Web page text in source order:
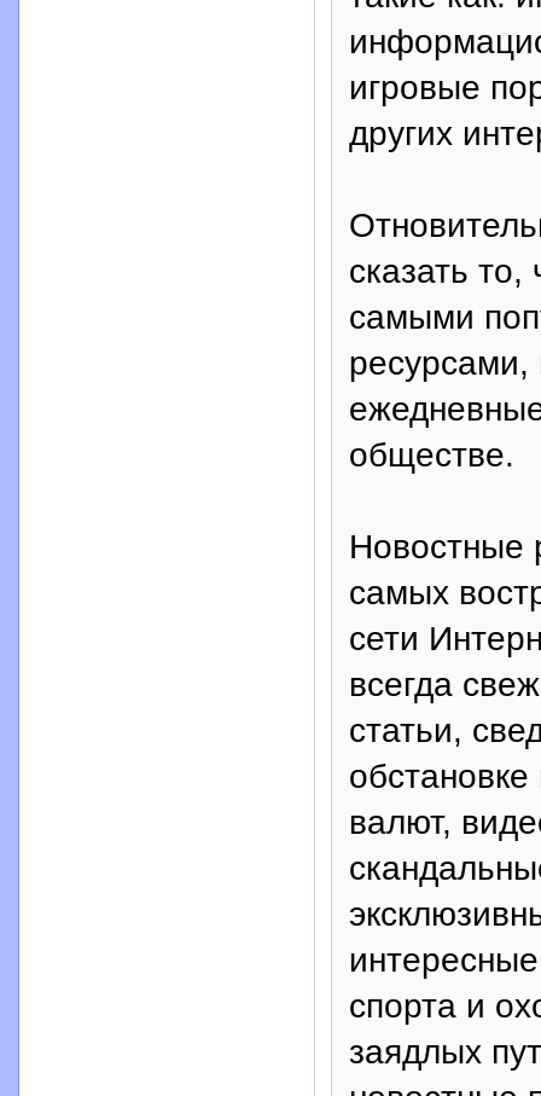
игровые
других
сказать
самыми
ресурсами,
обществе.
Новостные
самых
сети
всегда
статьи,
валют,
спорта и
заядлых